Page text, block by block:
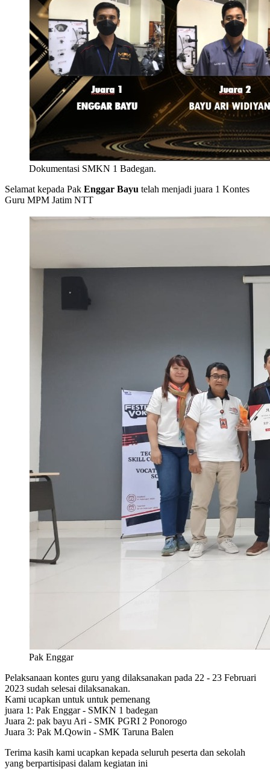
Dokumentasi SMKN 1 Badegan.
Selamat kepada Pak Enggar Bayu telah menjadi juara 1 Kontes
Guru MPM Jatim NTT
Pak Enggar
Pelaksanaan kontes guru yang dilaksanakan pada 22 - 23 Februari
2023 sudah selesai dilaksanakan.
Kami ucapkan untuk untuk pemenang
juara 1: Pak Enggar - SMKN 1 badegan
Juara 2: pak bayu Ari - SMK PGRI 2 Ponorogo
Juara 3: Pak M.Qowin - SMK Taruna Balen
Terima kasih kami ucapkan kepada seluruh peserta dan sekolah
yang berpartisipasi dalam kegiatan ini